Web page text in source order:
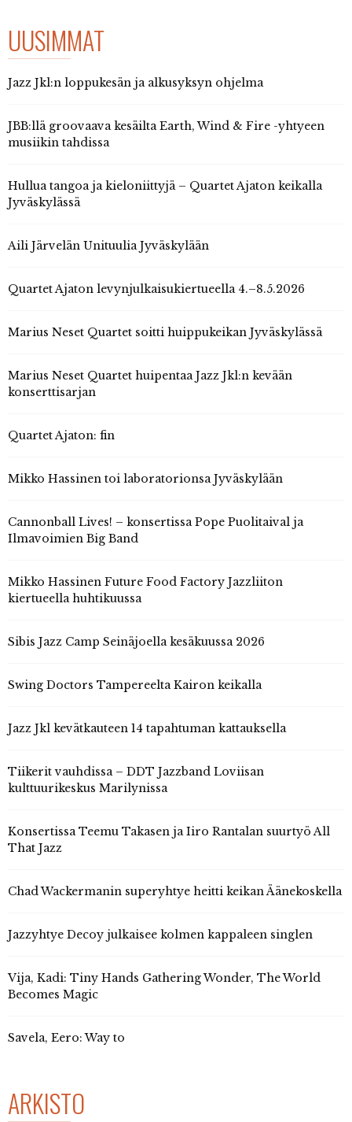
UUSIMMAT
Jazz Jkl:n loppukesän ja alkusyksyn ohjelma
JBB:llä groovaava kesäilta Earth, Wind & Fire -yhtyeen
musiikin tahdissa
Hullua tangoa ja kieloniittyjä – Quartet Ajaton keikalla
Jyväskylässä
Aili Järvelän Unituulia Jyväskylään
Quartet Ajaton levynjulkaisukiertueella 4.–8.5.2026
Marius Neset Quartet soitti huippukeikan Jyväskylässä
Marius Neset Quartet huipentaa Jazz Jkl:n kevään
konserttisarjan
Quartet Ajaton: fin
Mikko Hassinen toi laboratorionsa Jyväskylään
Cannonball Lives! – konsertissa Pope Puolitaival ja
Ilmavoimien Big Band
Mikko Hassinen Future Food Factory Jazzliiton
kiertueella huhtikuussa
Sibis Jazz Camp Seinäjoella kesäkuussa 2026
Swing Doctors Tampereelta Kairon keikalla
Jazz Jkl kevätkauteen 14 tapahtuman kattauksella
Tiikerit vauhdissa – DDT Jazzband Loviisan
kulttuurikeskus Marilynissa
Konsertissa Teemu Takasen ja Iiro Rantalan suurtyö All
That Jazz
Chad Wackermanin superyhtye heitti keikan Äänekoskella
Jazzyhtye Decoy julkaisee kolmen kappaleen singlen
Vija, Kadi: Tiny Hands Gathering Wonder, The World
Becomes Magic
Savela, Eero: Way to
ARKISTO